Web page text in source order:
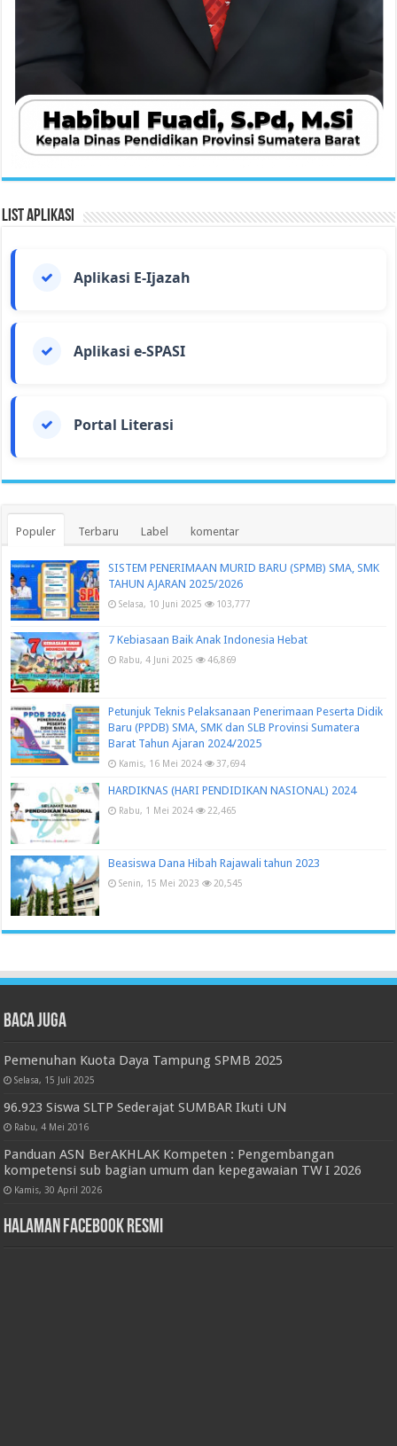
List Aplikasi
Aplikasi E-Ijazah
Aplikasi e-SPASI
Portal Literasi
Populer Terbaru Label komentar
SISTEM PENERIMAAN MURID BARU (SPMB) SMA, SMK
TAHUN AJARAN 2025/2026
Selasa, 10 Juni 2025 103,777
7 Kebiasaan Baik Anak Indonesia Hebat
Rabu, 4 Juni 2025 46,869
Petunjuk Teknis Pelaksanaan Penerimaan Peserta Didik
Baru (PPDB) SMA, SMK dan SLB Provinsi Sumatera
Barat Tahun Ajaran 2024/2025
Kamis, 16 Mei 2024 37,694
HARDIKNAS (HARI PENDIDIKAN NASIONAL) 2024
Rabu, 1 Mei 2024 22,465
Beasiswa Dana Hibah Rajawali tahun 2023
Senin, 15 Mei 2023 20,545
Baca juga
Pemenuhan Kuota Daya Tampung SPMB 2025
Selasa, 15 Juli 2025
96.923 Siswa SLTP Sederajat SUMBAR Ikuti UN
Rabu, 4 Mei 2016
Panduan ASN BerAKHLAK Kompeten : Pengembangan
kompetensi sub bagian umum dan kepegawaian TW I 2026
Kamis, 30 April 2026
Halaman Facebook Resmi